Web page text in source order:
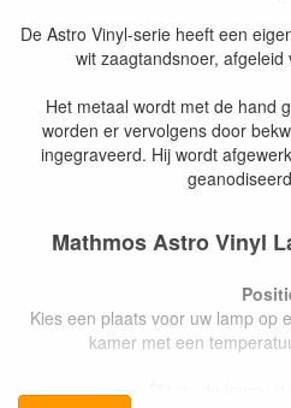
De Astro Vinyl-serie heeft een
wit zaagtandsnoer,
Het metaal wordt met de hand
worden er vervolgens door
ingegraveerd. Hij wordt
Mathmos Astro Vinyl
Kies een plaats voor uw lamp op
kamer met een